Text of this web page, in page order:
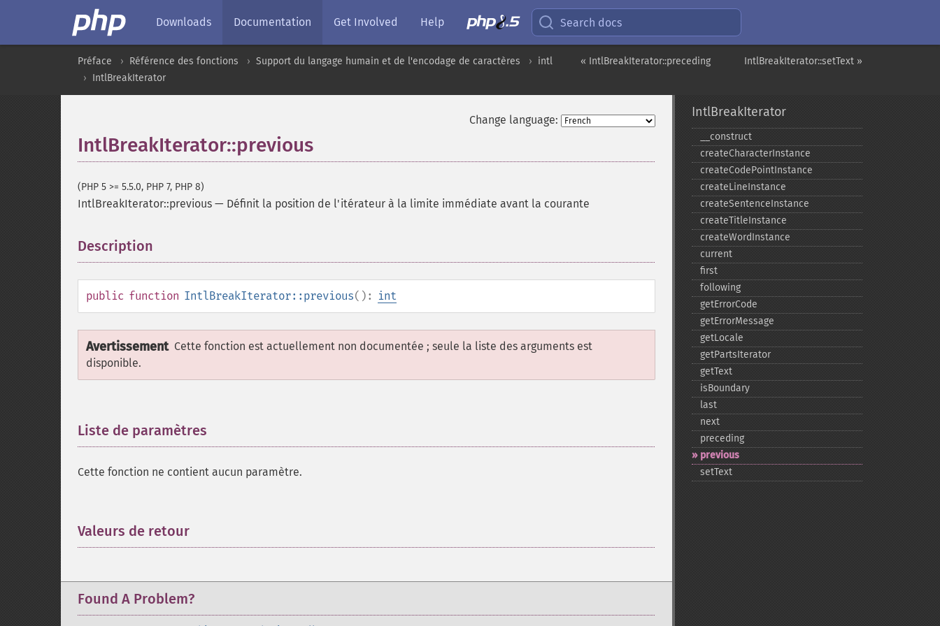
Downloads Documentation Get Involved Help Search docs
IntlBreakIterator::setText »
« IntlBreakIterator::preceding
Préface Référence des fonctions Support du langage humain et de l'encodage de caractères
intl
IntlBreakIterator
Change language:
IntlBreakIterator::previous
(PHP 5 >= 5.5.0, PHP 7, PHP 8)
IntlBreakIterator::previous — Définit la position de l'itérateur à la limite immédiate avant la courante
Description
public function IntlBreakIterator::previous(): int
Avertissement Cette fonction est actuellement non documentée ; seule la liste des arguments est
disponible.
Liste de paramètres
Cette fonction ne contient aucun paramètre.
Valeurs de retour
Found A Problem?
IntlBreakIterator
_​_​construct
createCharacterInstance
createCodePointInstance
createLineInstance
createSentenceInstance
createTitleInstance
createWordInstance
current
first
following
getErrorCode
getErrorMessage
getLocale
getPartsIterator
getText
isBoundary
last
next
preceding
previous
setText